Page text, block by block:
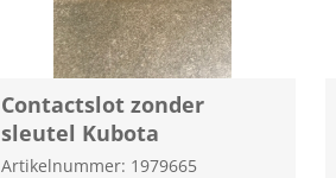
Contactslot zonder
sleutel Kubota
Artikelnummer: 1979665